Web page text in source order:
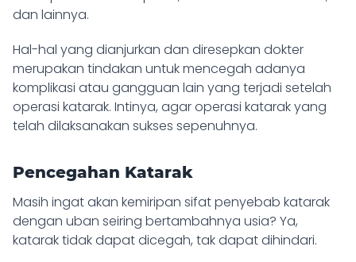
dan lainnya.
Hal-hal yang dianjurkan dan diresepkan dokter
merupakan tindakan untuk mencegah adanya
komplikasi atau gangguan lain yang terjadi setelah
operasi katarak. Intinya, agar operasi katarak yang
telah dilaksanakan sukses sepenuhnya.
Pencegahan Katarak
Masih ingat akan kemiripan sifat penyebab katarak
dengan uban seiring bertambahnya usia? Ya,
katarak tidak dapat dicegah, tak dapat dihindari.